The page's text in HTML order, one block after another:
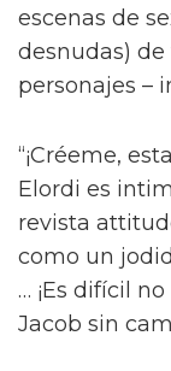
escenas de
desnudas)
personajes –
“¡Créeme,
Elordi es
revista
como un
… ¡Es difícil
Jacob sin